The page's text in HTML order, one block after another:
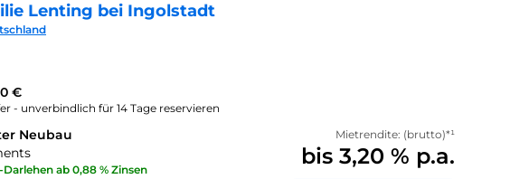
Lenting bei Ingolstadt
€
- unverbindlich für 14 Tage reservieren
Neubau
ab 0,88 % Zinsen
Mietrendite: (brutto)*¹
bis 3,20 % p.a.